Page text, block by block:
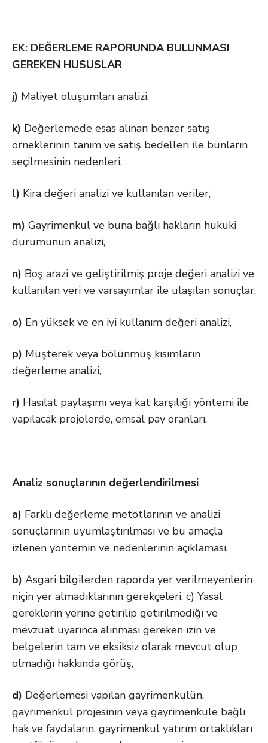
EK: DEĞERLEME RAPORUNDA BULUNMASI
GEREKEN HUSUSLAR
j) Maliyet oluşumları analizi,
k) Değerlemede esas alınan benzer satış
örneklerinin tanım ve satış bedelleri ile bunların
seçilmesinin nedenleri,
l) Kira değeri analizi ve kullanılan veriler,
m) Gayrimenkul ve buna bağlı hakların hukuki
durumunun analizi,
n) Boş arazi ve geliştirilmiş proje değeri analizi ve
kullanılan veri ve varsayımlar ile ulaşılan sonuçlar,
o) En yüksek ve en iyi kullanım değeri analizi,
p) Müşterek veya bölünmüş kısımların
değerleme analizi,
r) Hasılat paylaşımı veya kat karşılığı yöntemi ile
yapılacak projelerde, emsal pay oranları.
Analiz sonuçlarının değerlendirilmesi
a) Farklı değerleme metotlarının ve analizi
sonuçlarının uyumlaştırılması ve bu amaçla
izlenen yöntemin ve nedenlerinin açıklaması,
b) Asgari bilgilerden raporda yer verilmeyenlerin
niçin yer almadıklarının gerekçeleri, c) Yasal
gereklerin yerine getirilip getirilmediği ve
mevzuat uyarınca alınması gereken izin ve
belgelerin tam ve eksiksiz olarak mevcut olup
olmadığı hakkında görüş,
d) Değerlemesi yapılan gayrimenkulün,
gayrimenkul projesinin veya gayrimenkule bağlı
hak ve faydaların, gayrimenkul yatırım ortaklıkları